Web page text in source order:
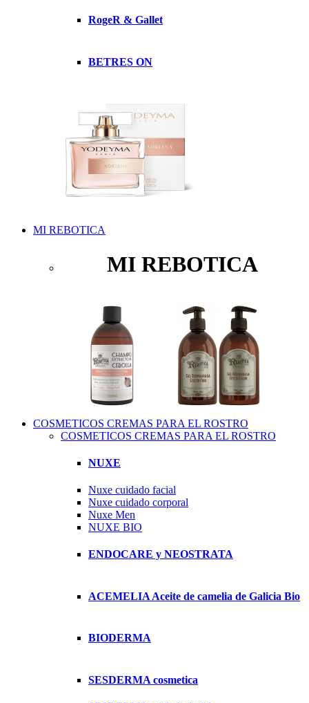
RogeR & Gallet
BETRES ON
MI REBOTICA
MI REBOTICA
COSMETICOS CREMAS PARA EL ROSTRO
COSMETICOS CREMAS PARA EL ROSTRO
NUXE
Nuxe cuidado facial
Nuxe cuidado corporal
Nuxe Men
NUXE BIO
ENDOCARE y NEOSTRATA
ACEMELIA Aceite de camelia de Galicia Bio
BIODERMA
SESDERMA cosmetica